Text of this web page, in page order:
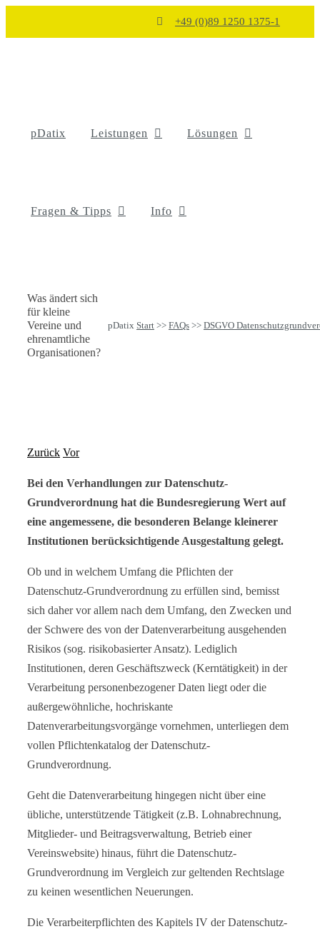
+49 (0)89 1250 1375-1
pDatix Leistungen Lösungen
Fragen & Tipps Info
Was ändert sich
für kleine
Vereine und
ehrenamtliche
Organisationen?
pDatix Start >> FAQs >> DSGVO
Zurück Vor
Bei den Verhandlungen zur Datenschutz-
Grundverordnung hat die Bundesregierung Wert auf
eine angemessene, die besonderen Belange kleinerer
Institutionen berücksichtigende Ausgestaltung gelegt.
Ob und in welchem Umfang die Pflichten der
Datenschutz-Grundverordnung zu erfüllen sind, bemisst
sich daher vor allem nach dem Umfang, den Zwecken und
der Schwere des von der Datenverarbeitung ausgehenden
Risikos (sog. risikobasierter Ansatz). Lediglich
Institutionen, deren Geschäftszweck (Kerntätigkeit) in der
Verarbeitung personenbezogener Daten liegt oder die
außergewöhnliche, hochriskante
Datenverarbeitungsvorgänge vornehmen, unterliegen dem
vollen Pflichtenkatalog der Datenschutz-
Grundverordnung.
Geht die Datenverarbeitung hingegen nicht über eine
übliche, unterstützende Tätigkeit (z.B. Lohnabrechnung,
Mitglieder- und Beitragsverwaltung, Betrieb einer
Vereinswebsite) hinaus, führt die Datenschutz-
Grundverordnung im Vergleich zur geltenden Rechtslage
zu keinen wesentlichen Neuerungen.
Die Verarbeiterpflichten des Kapitels IV der Datenschutz-